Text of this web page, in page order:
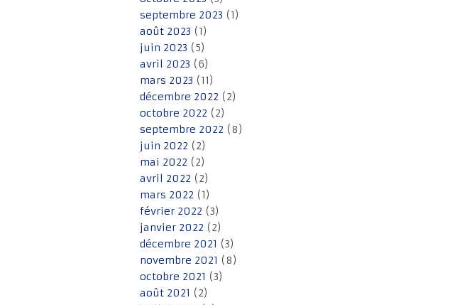
septembre 2023 (1)
août 2023 (1)
juin 2023 (5)
avril 2023 (6)
mars 2023 (11)
décembre 2022 (2)
octobre 2022 (2)
septembre 2022 (8)
juin 2022 (2)
mai 2022 (2)
avril 2022 (2)
mars 2022 (1)
février 2022 (3)
janvier 2022 (2)
décembre 2021 (3)
novembre 2021 (8)
octobre 2021 (3)
août 2021 (2)